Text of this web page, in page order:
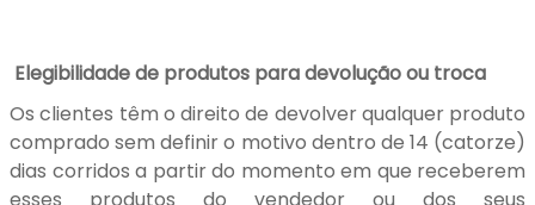
Elegibilidade de produtos para devolução ou troca
Os clientes têm o direito de devolver qualquer produto
comprado sem definir o motivo dentro de 14 (catorze)
dias corridos a partir do momento em que receberem
esses produtos do vendedor ou dos seus